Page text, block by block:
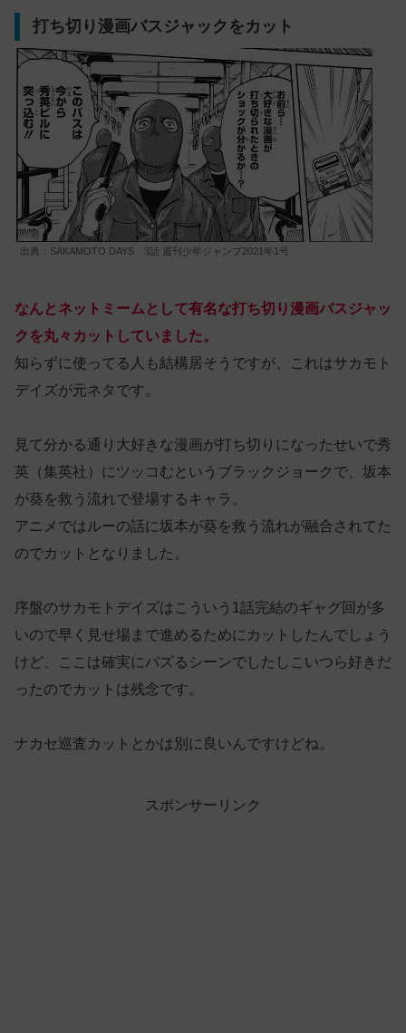
打ち切り漫画バスジャックをカット
出典：SAKAMOTO DAYS 3話 週刊少年ジャンプ2021年1号
なんとネットミームとして有名な打ち切り漫画バスジャッ
クを丸々カットしていました。
知らずに使ってる人も結構居そうですが、これはサカモト
デイズが元ネタです。
見て分かる通り大好きな漫画が打ち切りになったせいで秀
英（集英社）にツッコむというブラックジョークで、坂本
が葵を救う流れで登場するキャラ。
アニメではルーの話に坂本が葵を救う流れが融合されてた
のでカットとなりました。
序盤のサカモトデイズはこういう1話完結のギャグ回が多
いので早く見せ場まで進めるためにカットしたんでしょう
けど、ここは確実にバズるシーンでしたしこいつら好きだ
ったのでカットは残念です。
ナカセ巡査カットとかは別に良いんですけどね。
スポンサーリンク